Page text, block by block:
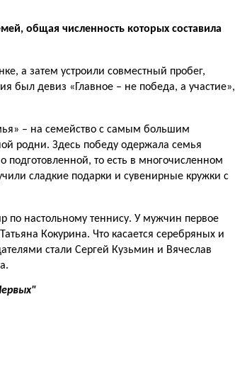
общая численность которых составила
а затем устроили совместный пробег,
был девиз «Главное – не победа, а участие»,
– на семейство с самым большим
родни. Здесь победу одержала семья
подготовленной, то есть в многочисленном
сладкие подарки и сувенирные кружки с
по настольному теннису. У мужчин первое
Кокурина. Что касается серебряных и
стали Сергей Кузьмин и Вячеслав